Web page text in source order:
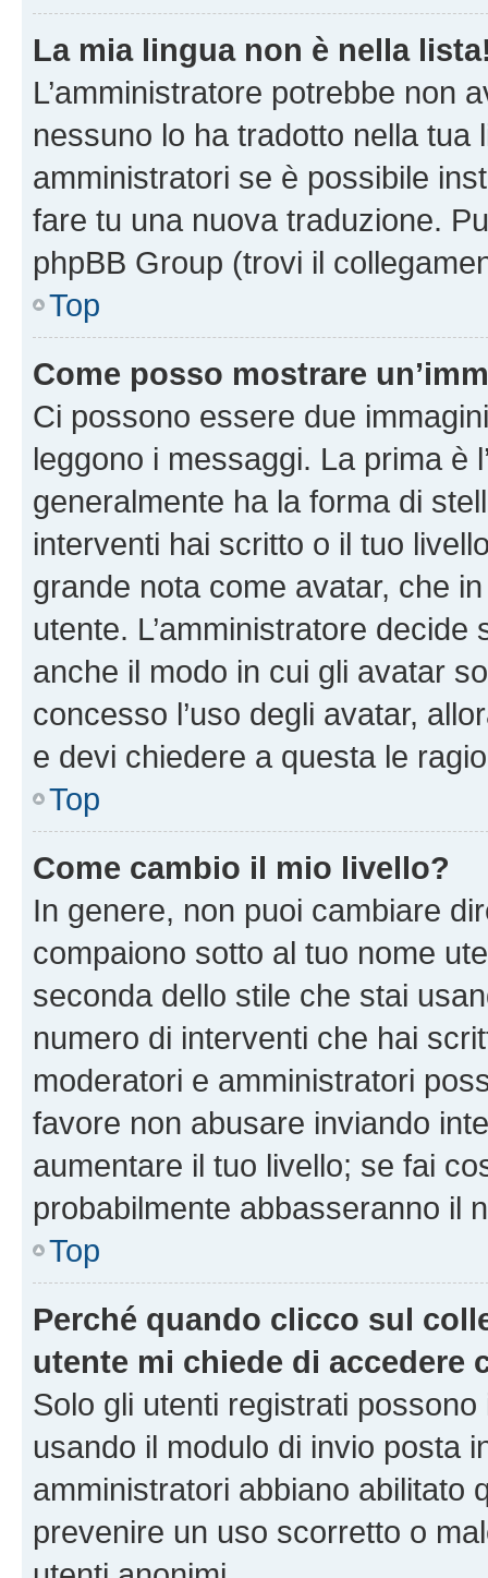
La mia lingua non è nella
L’amministratore potrebbe non
nessuno lo ha tradotto nella tua
amministratori se è possibile
fare tu una nuova traduzione.
phpBB Group (trovi il
Top
Come posso mostrare
Ci possono essere due
leggono i messaggi. La prima è
generalmente ha la forma di
interventi hai scritto o il tuo
grande nota come avatar, che
utente. L’amministratore
anche il modo in cui gli avatar
concesso l’uso degli avatar,
e devi chiedere a questa le
Top
Come cambio il mio livello?
In genere, non puoi cambiare
compaiono sotto al tuo nome
seconda dello stile che stai
numero di interventi che hai
moderatori e amministratori
favore non abusare inviando
aumentare il tuo livello; se fai
probabilmente abbasseranno il
Top
Perché quando clicco sul
utente mi chiede di accedere
Solo gli utenti registrati
usando il modulo di invio posta
amministratori abbiano abilitato
prevenire un uso scorretto o